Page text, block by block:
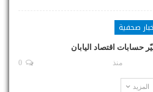
صحفية
حسابات اقتصاد اليابان
منذ
المزيد